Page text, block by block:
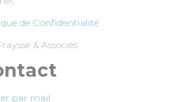
de Confidentialité
& Associés
par mail